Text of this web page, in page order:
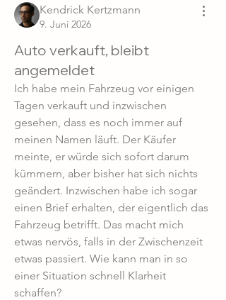
Kendrick Kertzmann
9. Juni 2026
Auto verkauft, bleibt
angemeldet
Ich habe mein Fahrzeug vor einigen
Tagen verkauft und inzwischen
gesehen, dass es noch immer auf
meinen Namen läuft. Der Käufer
meinte, er würde sich sofort darum
kümmern, aber bisher hat sich nichts
geändert. Inzwischen habe ich sogar
einen Brief erhalten, der eigentlich das
Fahrzeug betrifft. Das macht mich
etwas nervös, falls in der Zwischenzeit
etwas passiert. Wie kann man in so
einer Situation schnell Klarheit
schaffen?